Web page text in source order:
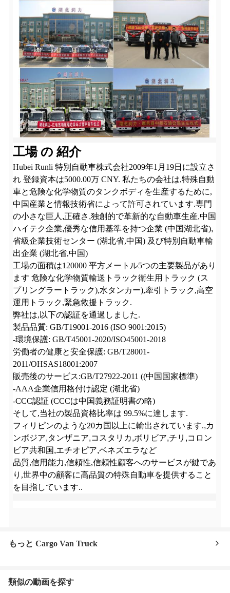
工場 の 紹介
Hubei Runli 特別自動車株式会社2009年1月19日に設立さ
れ 登録資本は5000.00万 CNY. 私たちの会社は,特殊自動
車と危険な化学物質のタンクボディを生産するために,
中国産業と情報技術省によって許可されています.専門
の小さな巨人 ,正確さ ,独創的で革新的な自動車生産,中国
ハイテク企業,優秀な信用基準を持つ企業 (中国湖北省),
省級企業技術センター (湖北省,中国) 及び特別自動車輸
出企業 (湖北省,中国)
工場の面積は120000 平方メートル5つの主要製品があり
ます 危険な化学物質輸送トラック衛生用トラック (ス
プリングラートラック),水タンカー),牽引トラック,高空
運用トラック,緊急救援トラック.
弊社は,以下の認証を通過しました.
製品品質: GB/T19001-2016 (ISO 9001:2015)
-環境保護: GB/T45001-2020/ISO45001-2018
労働者の健康と安全保護: GB/T28001-
2011/OHSAS18001:2007
販売後のサービス:GB/T27922-2011 ((中国国家標準)
-AAA企業信用格付け認定 (湖北省)
-CCC認証 (CCCは中国義務証明書の略)
そして,当社の製品資格比率は 99.5%に達します.
フィリピンのような20カ国以上に輸出されています.,カ
ンボジア,タンザニア,コスタリカ,ボリビア,チリ ,コロン
ビア共和国,エチオピア,ベネズエラなど
品質,信用能力,信頼性,信頼性顧客へのサービスが鍵であ
り,世界中の顧客に高品質の特殊自動車を提供すること
を目指しています..
もっと Cargo Van Truck
類似の動画を探す